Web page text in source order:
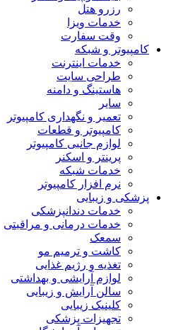
رزرو هتل
خدمات ویزا
وقت سفارت
کامپیوتر و شبکه
خدمات اینترنت
طراحی سایت
هاستینگ و دامنه
سایر
تعمیر و نگهداری کامپیوتر
کامپیوتر و قطعات
لوازم جانبی کامپیوتر
پرینتر و اسکنر
خدمات شبکه
نرم افزار کامپیوتر
پزشکی و زیبایی
خدمات دندانپزشکی
خدمات درمانی و مراقبتی
سمعک
کاشت و ترمیم مو
تغذیه و رژیم غذایی
لوازم آرایشی و بهداشتی
سالن آرایش و زیبایی
کلینیک زیبایی
تجهیزات پزشکی